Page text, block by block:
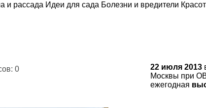
и рассада Идеи для сада Болезни и вредители
0
22 июля 2013
Москвы при
ежегодная